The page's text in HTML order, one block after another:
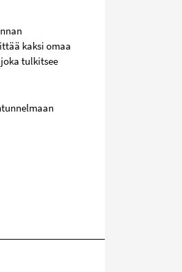
kaksi omaa
tulkitsee